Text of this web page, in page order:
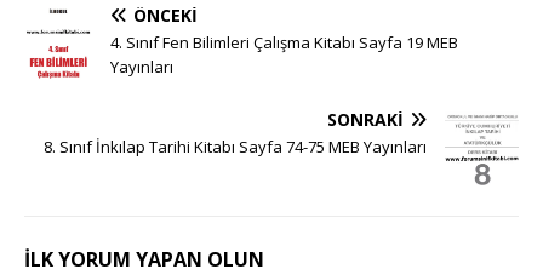
g
g
r
te
r
st
c
e
o
it k
n
m at
A
p
ss
n
g
ar
ÖNCEKI
4. Sınıf Fen Bilimleri Çalışma Kitabı Sayfa 19 MEB
Yayınları
SONRAKI
8. Sınıf İnkılap Tarihi Kitabı Sayfa 74-75 MEB Yayınları
İLK YORUM YAPAN OLUN